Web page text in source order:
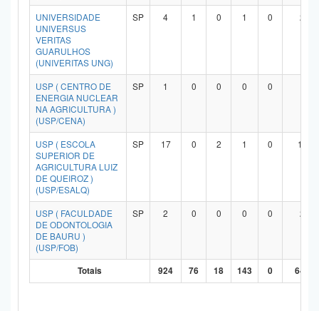
UNIVERSIDADE
UNIVERSUS
VERITAS
GUARULHOS
(UNIVERITAS UNG)
SP 4 1 0 1 0 2
USP ( CENTRO DE
ENERGIA NUCLEAR
NA AGRICULTURA )
(USP/CENA)
SP 1 0 0 0 0
USP ( ESCOLA
SUPERIOR DE
AGRICULTURA LUIZ
DE QUEIROZ )
(USP/ESALQ)
SP 17 0 2 1 0 14
USP ( FACULDADE
DE ODONTOLOGIA
DE BAURU )
(USP/FOB)
SP 2 0 0 0 0 2
Totais 924 76 18 143 0 646